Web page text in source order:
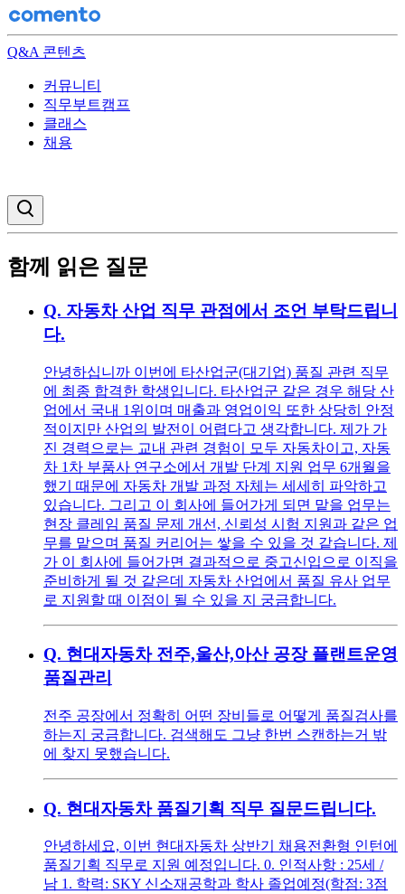
Q&A 콘텐츠
커뮤니티
직무부트캠프
클래스
채용
함께 읽은 질문
Q. 자동차 산업 직무 관점에서 조언 부탁드립니
다.
안녕하십니까 이번에 타산업군(대기업) 품질 관련 직무
에 최종 합격한 학생입니다. 타산업군 같은 경우 해당 산
업에서 국내 1위이며 매출과 영업이익 또한 상당히 안정
적이지만 산업의 발전이 어렵다고 생각합니다. 제가 가
진 경력으로는 교내 관련 경험이 모두 자동차이고, 자동
차 1차 부품사 연구소에서 개발 단계 지원 업무 6개월을
했기 때문에 자동차 개발 과정 자체는 세세히 파악하고
있습니다. 그리고 이 회사에 들어가게 되면 맡을 업무는
현장 클레임 품질 문제 개선, 신뢰성 시험 지원과 같은 업
무를 맡으며 품질 커리어는 쌓을 수 있을 것 같습니다. 제
가 이 회사에 들어가면 결과적으로 중고신입으로 이직을
준비하게 될 것 같은데 자동차 산업에서 품질 유사 업무
로 지원할 때 이점이 될 수 있을 지 궁금합니다.
Q. 현대자동차 전주,울산,아산 공장 플랜트운영
품질관리
전주 공장에서 정확히 어떤 장비들로 어떻게 품질검사를
하는지 궁금합니다. 검색해도 그냥 한번 스캔하는거 밖
에 찾지 못했습니다.
Q. 현대자동차 품질기획 직무 질문드립니다.
안녕하세요, 이번 현대자동차 상반기 채용전환형 인턴에
품질기획 직무로 지원 예정입니다. 0. 인적사항 : 25세 /
남 1. 학력: SKY 신소재공학과 학사 졸업예정(학점: 3점